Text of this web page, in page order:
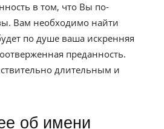
в том, что Вы по-
Вам необходимо найти
по душе ваша искренняя
преданность.
длительным и